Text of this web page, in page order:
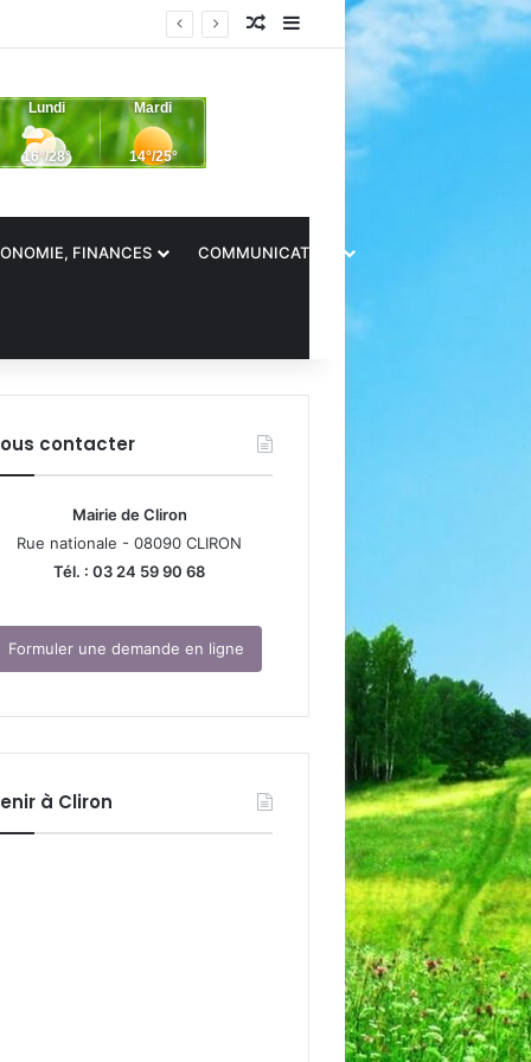
Article Aléatoire
Sidebar (barre latérale)
FINANCES COMMUNICATION
contacter
Mairie de Cliron
Rue nationale - 08090 CLIRON
Tél. : 03 24 59 90 68
Formuler une demande en ligne
à Cliron